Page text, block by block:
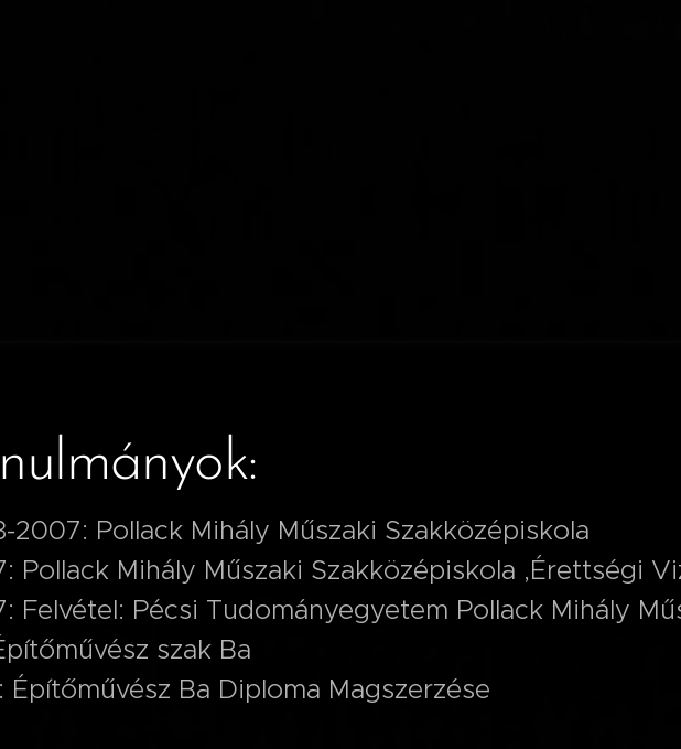
2007: Pollack Mihály Műszaki Szakközépiskola
Pollack Mihály Műszaki Szakközépiskola ,Érettségi
Felvétel: Pécsi Tudományegyetem Pollack Mihály
szak Ba
Építőművész Ba Diploma Magszerzése